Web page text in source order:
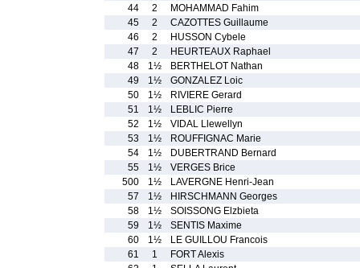
44
2
MOHAMMAD Fahim
45
2
CAZOTTES Guillaume
46
2
HUSSON Cybele
47
2
HEURTEAUX Raphael
48
1½
BERTHELOT Nathan
49
1½
GONZALEZ Loic
50
1½
RIVIERE Gerard
51
1½
LEBLIC Pierre
52
1½
VIDAL Llewellyn
53
1½
ROUFFIGNAC Marie
54
1½
DUBERTRAND Bernard
55
1½
VERGES Brice
500
1½
LAVERGNE Henri-Jean
57
1½
HIRSCHMANN Georges
58
1½
SOISSONG Elzbieta
59
1½
SENTIS Maxime
60
1½
LE GUILLOU Francois
61
1
FORT Alexis